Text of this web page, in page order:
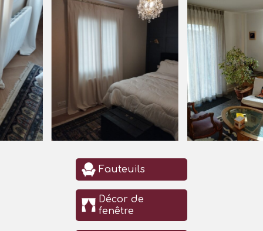
Fauteuils
Décor de
fenêtre